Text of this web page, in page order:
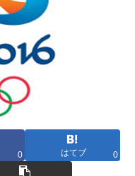
0 はてブ 0